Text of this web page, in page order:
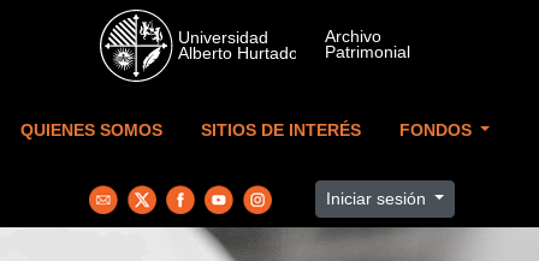
Skip to main content
QUIENES SOMOS SITIOS DE INTERÉS FONDOS
Iniciar sesión